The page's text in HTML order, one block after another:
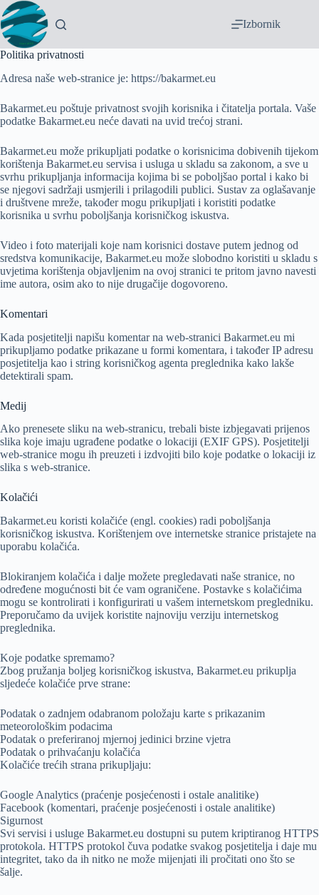
Izbornik
Politika privatnosti
Adresa naše web-stranice je: https://bakarmet.eu
Bakarmet.eu poštuje privatnost svojih korisnika i čitatelja portala. Vaše
podatke Bakarmet.eu neće davati na uvid trećoj strani.
Bakarmet.eu može prikupljati podatke o korisnicima dobivenih tijekom
korištenja Bakarmet.eu servisa i usluga u skladu sa zakonom, a sve u
svrhu prikupljanja informacija kojima bi se poboljšao portal i kako bi
se njegovi sadržaji usmjerili i prilagodili publici. Sustav za oglašavanje
i društvene mreže, također mogu prikupljati i koristiti podatke
korisnika u svrhu poboljšanja korisničkog iskustva.
Video i foto materijali koje nam korisnici dostave putem jednog od
sredstva komunikacije, Bakarmet.eu može slobodno koristiti u skladu s
uvjetima korištenja objavljenim na ovoj stranici te pritom javno navesti
ime autora, osim ako to nije drugačije dogovoreno.
Komentari
Kada posjetitelji napišu komentar na web-stranici Bakarmet.eu mi
prikupljamo podatke prikazane u formi komentara, i također IP adresu
posjetitelja kao i string korisničkog agenta preglednika kako lakše
detektirali spam.
Medij
Ako prenesete sliku na web-stranicu, trebali biste izbjegavati prijenos
slika koje imaju ugrađene podatke o lokaciji (EXIF GPS). Posjetitelji
web-stranice mogu ih preuzeti i izdvojiti bilo koje podatke o lokaciji iz
slika s web-stranice.
Kolačići
Bakarmet.eu koristi kolačiće (engl. cookies) radi poboljšanja
korisničkog iskustva. Korištenjem ove internetske stranice pristajete na
uporabu kolačića.
Blokiranjem kolačića i dalje možete pregledavati naše stranice, no
određene mogućnosti bit će vam ograničene. Postavke s kolačićima
mogu se kontrolirati i konfigurirati u vašem internetskom pregledniku.
Preporučamo da uvijek koristite najnoviju verziju internetskog
preglednika.
Koje podatke spremamo?
Zbog pružanja boljeg korisničkog iskustva, Bakarmet.eu prikuplja
sljedeće kolačiće prve strane:
Podatak o zadnjem odabranom položaju karte s prikazanim
meteorološkim podacima
Podatak o preferiranoj mjernoj jedinici brzine vjetra
Podatak o prihvaćanju kolačića
Kolačiće trećih strana prikupljaju:
Google Analytics (praćenje posjećenosti i ostale analitike)
Facebook (komentari, praćenje posjećenosti i ostale analitike)
Sigurnost
Svi servisi i usluge Bakarmet.eu dostupni su putem kriptiranog HTTPS
protokola. HTTPS protokol čuva podatke svakog posjetitelja i daje mu
integritet, tako da ih nitko ne može mijenjati ili pročitati ono što se
šalje.